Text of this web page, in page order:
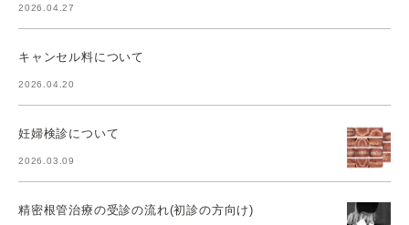
2026.04.27
キャンセル料について
2026.04.20
妊婦検診について
2026.03.09
精密根管治療の受診の流れ(初診の方向け)